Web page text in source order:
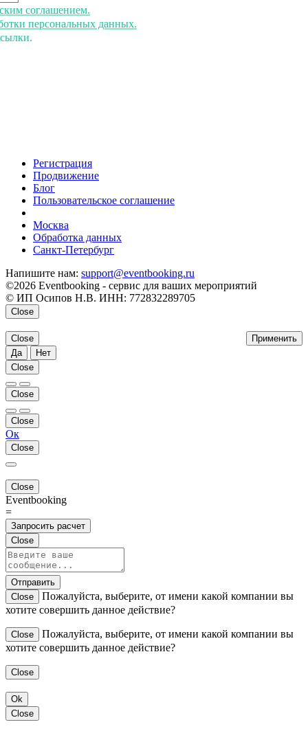
соглашением.
персональных данных.
Регистрация
Продвижение
Блог
Пользовательское соглашение
Москва
Обработка данных
Санкт-Петербург
Напишите нам: support@eventbooking.ru
©2026 Eventbooking - сервис для ваших мероприятий
© ИП Осипов Н.В. ИНН: 772832289705
Close
Применить
Close
Да
Нет
Close
Close
Close
Ок
Close
Close
Eventbooking
=
Запросить расчет
Close
Отправить
Close
Пожалуйста, выберите, от имени какой компании вы
хотите совершить данное действие?
Close
Пожалуйста, выберите, от имени какой компании вы
хотите совершить данное действие?
Close
Ok
Close